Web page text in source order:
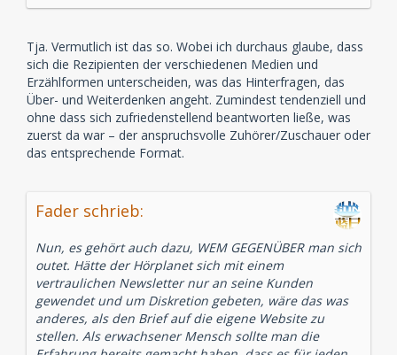
Tja. Vermutlich ist das so. Wobei ich durchaus glaube, dass
sich die Rezipienten der verschiedenen Medien und
Erzählformen unterscheiden, was das Hinterfragen, das
Über- und Weiterdenken angeht. Zumindest tendenziell und
ohne dass sich zufriedenstellend beantworten ließe, was
zuerst da war – der anspruchsvolle Zuhörer/Zuschauer oder
das entsprechende Format.
Fader schrieb:
Nun, es gehört auch dazu, WEM GEGENÜBER man sich
outet. Hätte der Hörplanet sich mit einem
vertraulichen Newsletter nur an seine Kunden
gewendet und um Diskretion gebeten, wäre das was
anderes, als den Brief auf die eigene Website zu
stellen. Als erwachsener Mensch sollte man die